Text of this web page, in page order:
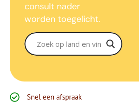
consult nader
worden toegelicht.
Snel een afspraak